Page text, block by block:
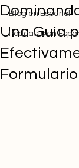
Blog en Español
Podcasts en
Una Guía